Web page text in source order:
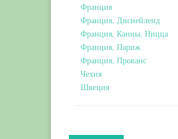
Франция
Франция, Диснейленд
Франция, Канны, Ницца
Франция, Париж
Франция, Прованс
Чехия
Швеция